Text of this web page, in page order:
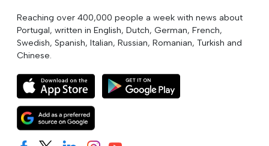
Reaching over 400,000 people a week with news about
Portugal, written in English, Dutch, German, French,
Swedish, Spanish, Italian, Russian, Romanian, Turkish and
Chinese.